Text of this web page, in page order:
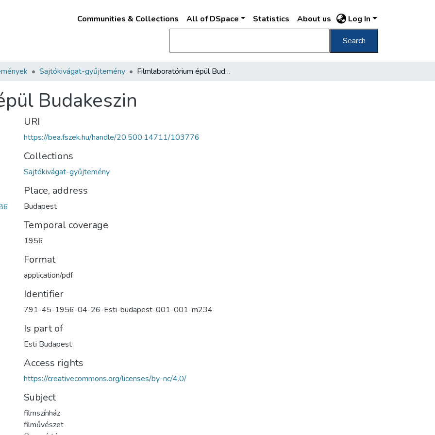
Communities & Collections All of DSpace Statistics About us Log In
Search
Sajtókivágat-gyűjtemény Filmlaboratórium épül Budakeszin
Budakeszin
URI
https://bea.fszek.hu/handle/20.500.14711/103776
Collections
Sajtókivágat-gyűjtemény
Place, address
Budapest
Temporal coverage
1956
Format
application/pdf
Identifier
791-45-1956-04-26-Esti-budapest-001-001-m234
Is part of
Esti Budapest
Access rights
https://creativecommons.org/licenses/by-nc/4.0/
Subject
filmszínház
filművészet